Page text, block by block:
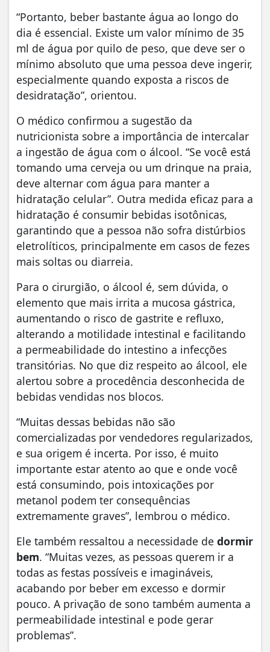
“Portanto, beber bastante água ao longo do
dia é essencial. Existe um valor mínimo de 35
ml de água por quilo de peso, que deve ser o
mínimo absoluto que uma pessoa deve ingerir,
especialmente quando exposta a riscos de
desidratação”, orientou.
O médico confirmou a sugestão da
nutricionista sobre a importância de intercalar
a ingestão de água com o álcool. “Se você está
tomando uma cerveja ou um drinque na praia,
deve alternar com água para manter a
hidratação celular”. Outra medida eficaz para a
hidratação é consumir bebidas isotônicas,
garantindo que a pessoa não sofra distúrbios
eletrolíticos, principalmente em casos de fezes
mais soltas ou diarreia.
Para o cirurgião, o álcool é, sem dúvida, o
elemento que mais irrita a mucosa gástrica,
aumentando o risco de gastrite e refluxo,
alterando a motilidade intestinal e facilitando
a permeabilidade do intestino a infecções
transitórias. No que diz respeito ao álcool, ele
alertou sobre a procedência desconhecida de
bebidas vendidas nos blocos.
“Muitas dessas bebidas não são
comercializadas por vendedores regularizados,
e sua origem é incerta. Por isso, é muito
importante estar atento ao que e onde você
está consumindo, pois intoxicações por
metanol podem ter consequências
extremamente graves”, lembrou o médico.
Ele também ressaltou a necessidade de dormir
bem. “Muitas vezes, as pessoas querem ir a
todas as festas possíveis e imagináveis,
acabando por beber em excesso e dormir
pouco. A privação de sono também aumenta a
permeabilidade intestinal e pode gerar
problemas”.